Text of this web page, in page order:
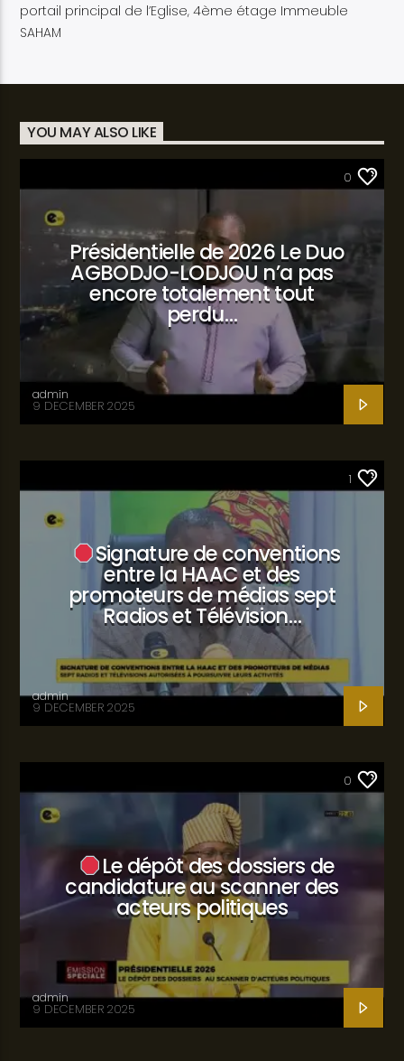
portail principal de l’Eglise, 4ème étage Immeuble
SAHAM
YOU MAY ALSO LIKE
0
Présidentielle de 2026 Le Duo
AGBODJO-LODJOU n’a pas
encore totalement tout
perdu…
admin
9 DECEMBER 2025
1
Signature de conventions
entre la HAAC et des
promoteurs de médias sept
Radios et Télévision…
admin
9 DECEMBER 2025
0
Le dépôt des dossiers de
candidature au scanner des
acteurs politiques
admin
9 DECEMBER 2025